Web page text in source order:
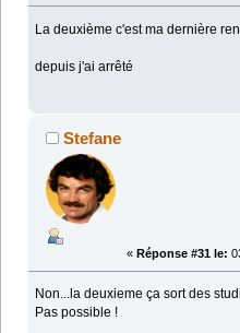
La deuxième c'est ma dernière
depuis j'ai arrêté
Stefane
« Réponse #31 le:
Non...la deuxieme ça sort des
Pas possible !